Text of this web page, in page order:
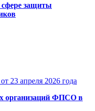
защиты
23 апреля 2026 года
организаций ФПСО в